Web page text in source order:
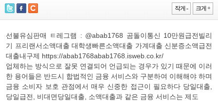
작게 - 크게 +
선불유심판매 ㅌ레그램 : @abab1768 곰돌이통신 10만원급전빌리
기 프리랜서소액대출 대학생빠른소액대출 가계대출 신분증소액급전
대출내구제 https://abab1768abab1768.isweb.co.kr/
업체하는 방식으로 잘못 연결되어 언급되는 경우가 있기 때문에 이러
한 용어들은 반드시 합법적인 금융 서비스와 구분하여 이해해야 하며
금융 소비자 보호 관점에서 매우 신중한 접근이 필요하다 당일대출,
당일급전, 비대면당일대출, 소액대출과 같은 금융 서비스는 제도